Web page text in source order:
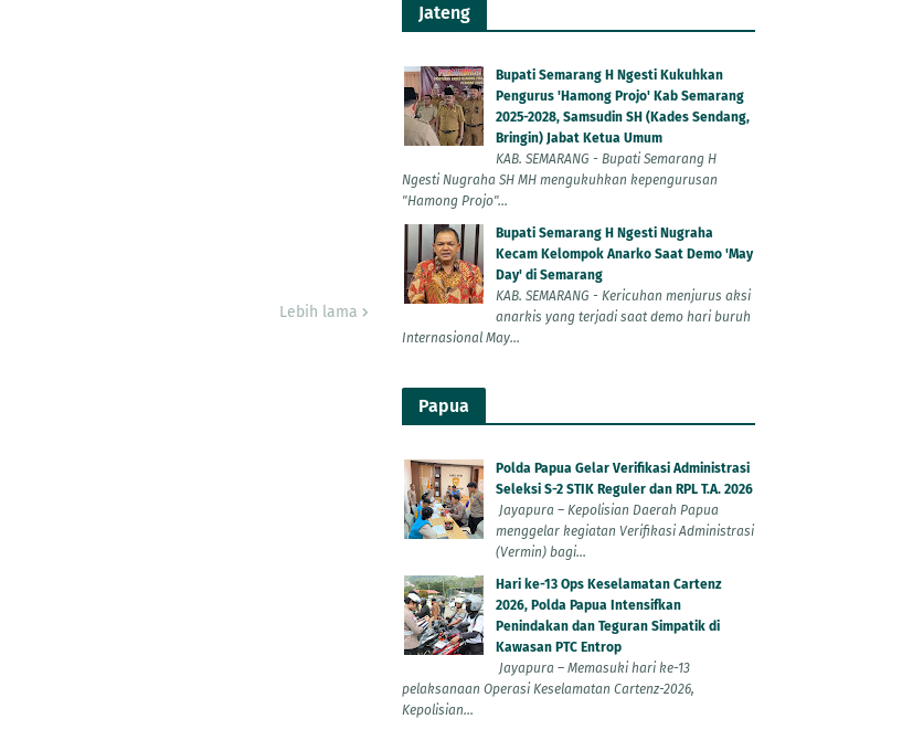
Lebih lama
Jateng
Bupati Semarang H Ngesti Kukuhkan
Pengurus 'Hamong Projo' Kab Semarang
2025-2028, Samsudin SH (Kades Sendang,
Bringin) Jabat Ketua Umum
KAB. SEMARANG - Bupati Semarang H
Ngesti Nugraha SH MH mengukuhkan kepengurusan
"Hamong Projo"...
Bupati Semarang H Ngesti Nugraha
Kecam Kelompok Anarko Saat Demo 'May
Day' di Semarang
KAB. SEMARANG - Kericuhan menjurus aksi
anarkis yang terjadi saat demo hari buruh
Internasional May...
Papua
Polda Papua Gelar Verifikasi Administrasi
Seleksi S-2 STIK Reguler dan RPL T.A. 2026
Jayapura – Kepolisian Daerah Papua
menggelar kegiatan Verifikasi Administrasi
(Vermin) bagi...
Hari ke-13 Ops Keselamatan Cartenz
2026, Polda Papua Intensifkan
Penindakan dan Teguran Simpatik di
Kawasan PTC Entrop
Jayapura – Memasuki hari ke-13
pelaksanaan Operasi Keselamatan Cartenz-2026,
Kepolisian...